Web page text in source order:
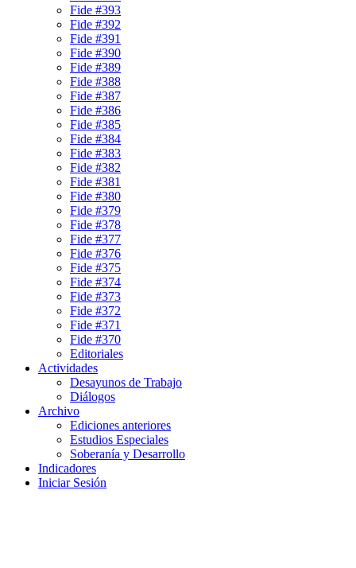
Fide #393
Fide #392
Fide #391
Fide #390
Fide #389
Fide #388
Fide #387
Fide #386
Fide #385
Fide #384
Fide #383
Fide #382
Fide #381
Fide #380
Fide #379
Fide #378
Fide #377
Fide #376
Fide #375
Fide #374
Fide #373
Fide #372
Fide #371
Fide #370
Editoriales
Actividades
Desayunos de Trabajo
Diálogos
Archivo
Ediciones anteriores
Estudios Especiales
Soberanía y Desarrollo
Indicadores
Iniciar Sesión